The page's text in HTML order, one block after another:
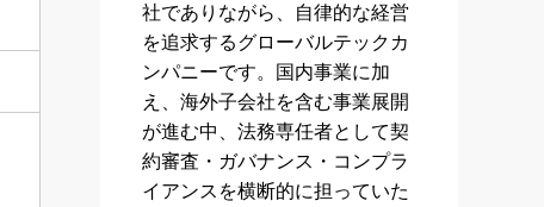
社でありながら、自律的な経営
を追求するグローバルテックカ
ンパニーです。国内事業に加
え、海外子会社を含む事業展開
が進む中、法務専任者として契
約審査・ガバナンス・コンプラ
イアンスを横断的に担っていた